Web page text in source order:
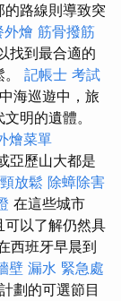
路線則導致突
外燴 筋骨撥筋
找到最合適的
記帳士 考試
海巡遊中，旅
明的遺體。
燴菜單
亞歷山大都是
放鬆 除蟑除害
在這些城市
可以了解仍然具
西班牙早晨到
壁 漏水 緊急處
劃的可選節目